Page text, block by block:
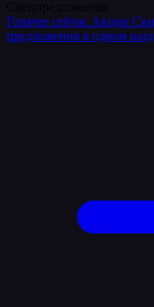
Горячее сейчас Акции
предложения в одном